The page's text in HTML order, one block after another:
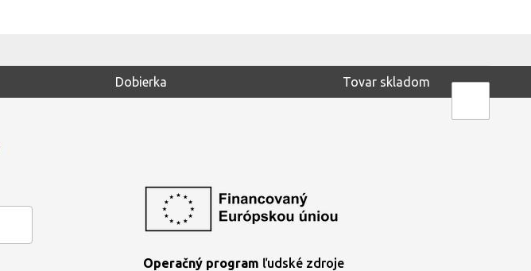
Dobierka Tovar skladom
Operačný program ľudské zdroje